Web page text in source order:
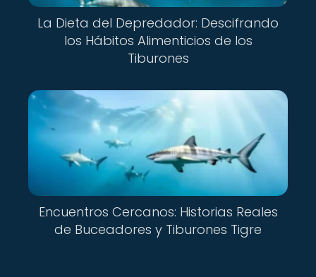
La Dieta del Depredador: Descifrando
los Hábitos Alimenticios de los
Tiburones
Encuentros Cercanos: Historias Reales
de Buceadores y Tiburones Tigre